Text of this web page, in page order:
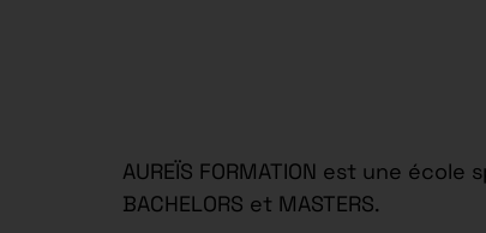
AUREÏS FORMATION est une
BACHELORS et MASTERS.